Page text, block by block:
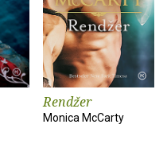
Rendžer
Monica McCarty